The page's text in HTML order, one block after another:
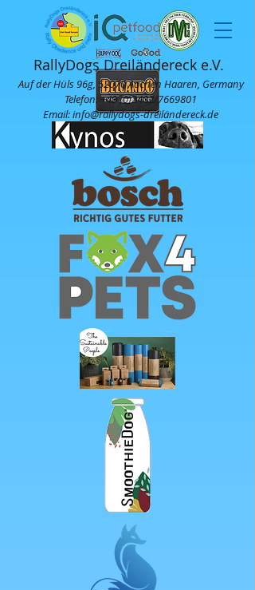
Auf der Hüls 96g, 52070 Aachen Haaren, Germany
Telefon:+49 (0)2402/7669801
Email: info@rallydogs-dreiländereck.de
RallyDogs Dreiländereck e.V.